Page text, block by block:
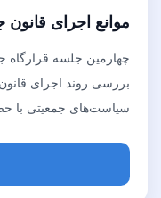
موانع اجرای
چهارمین جلسه قرارگاه
بررسی روند اجرای
سیاست‌های جمعیتی با